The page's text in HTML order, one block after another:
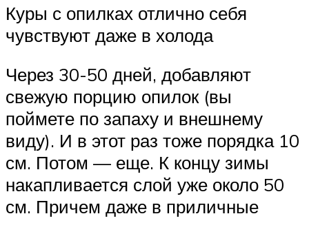
Куры с опилках отлично себя
чувствуют даже в холода
Через 30-50 дней, добавляют
свежую порцию опилок (вы
поймете по запаху и внешнему
виду). И в этот раз тоже порядка 10
см. Потом — еще. К концу зимы
накапливается слой уже около 50
см. Причем даже в приличные